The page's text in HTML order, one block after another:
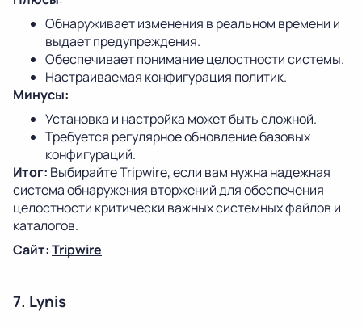
Обнаруживает изменения в реальном времени и
выдает предупреждения.
Обеспечивает понимание целостности системы.
Настраиваемая конфигурация политик.
Минусы:
Установка и настройка может быть сложной.
Требуется регулярное обновление базовых
конфигураций.
Итог: Выбирайте Tripwire, если вам нужна надежная
система обнаружения вторжений для обеспечения
целостности критически важных системных файлов и
каталогов.
Сайт:Tripwire
7. Lynis